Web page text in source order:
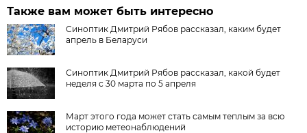
Также вам может быть интересно
Синоптик Дмитрий Рябов рассказал, каким будет
апрель в Беларуси
Синоптик Дмитрий Рябов рассказал, какой будет
неделя с 30 марта по 5 апреля
Март этого года может стать самым теплым за всю
историю метеонаблюдений